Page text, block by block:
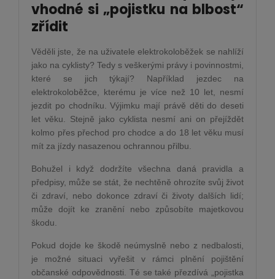
vhodné si „pojistku na blbost“
zřídit
Věděli jste, že na uživatele elektrokoloběžek se nahlíží
jako na cyklisty? Tedy s veškerými právy i povinnostmi,
které se jich týkají? Například jezdec na
elektrokoloběžce, kterému je více než 10 let, nesmí
jezdit po chodníku. Výjimku mají právě děti do deseti
let věku. Stejně jako cyklista nesmí ani on přejíždět
kolmo přes přechod pro chodce a do 18 let věku musí
mít za jízdy nasazenou ochrannou přilbu.
Bohužel i když dodržíte všechna daná pravidla a
předpisy, může se stát, že nechtěně ohrozíte svůj život
či zdraví, nebo dokonce zdraví či životy dalších lidí;
může dojít ke zranění nebo způsobíte majetkovou
škodu.
Pokud dojde ke škodě neúmyslně nebo z nedbalosti,
je možné situaci vyřešit v rámci plnění pojištění
občanské odpovědnosti. Té se také přezdívá „pojistka